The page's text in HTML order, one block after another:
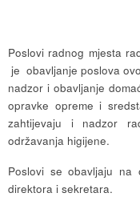
Poslovi radnog mjesta
je obavljanje poslova
nadzor i obavljanje
opravke opreme i
zahtijevaju i nadzor
održavanja higijene.
Poslovi se obavljaju na
direktora i sekretara.